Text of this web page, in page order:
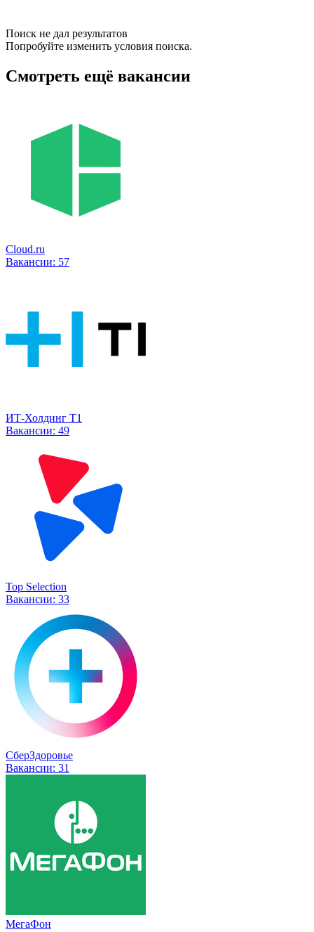
Поиск не дал результатов
Попробуйте изменить условия поиска.
Смотреть ещё вакансии
Cloud.ru
Вакансии: 57
ИТ-Холдинг Т1
Вакансии: 49
Top Selection
Вакансии: 33
СберЗдоровье
Вакансии: 31
МегаФон